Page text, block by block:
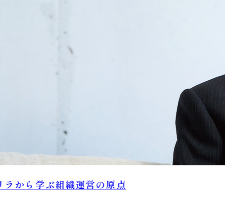
ら学ぶ組織運営の原点